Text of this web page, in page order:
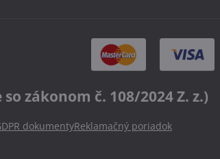
zákonom č. 108/2024 Z. z.)
dokumentyReklamačný poriadok